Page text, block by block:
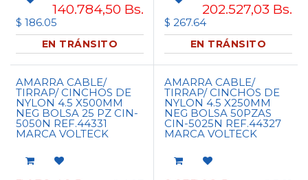
140.784,50 Bs.
$ 186.05
EN TRÁNSITO
202.527,03 Bs.
$ 267.64
EN TRÁNSITO
AMARRA CABLE/
TIRRAP/ CINCHOS DE
NYLON 4.5 X500MM
NEG BOLSA 25 PZ CIN-
5050N REF.44331
MARCA VOLTECK
AMARRA CABLE/
TIRRAP/ CINCHOS DE
NYLON 4.5 X250MM
NEG BOLSA 50PZAS
CIN-5025N REF.44327
MARCA VOLTECK